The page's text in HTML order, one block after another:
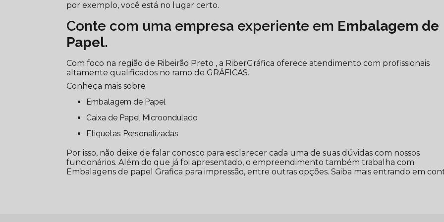
por exemplo, você está no lugar certo.
Conte com uma empresa experiente em Embalagem de
Papel.
Com foco na região de Ribeirão Preto , a RiberGráfica oferece atendimento com profissionais
altamente qualificados no ramo de GRÁFICAS.
Conheça mais sobre
Embalagem de Papel
Caixa de Papel Microondulado
Etiquetas Personalizadas
Por isso, não deixe de falar conosco para esclarecer cada uma de suas dúvidas com nossos
funcionários. Além do que já foi apresentado, o empreendimento também trabalha com
Embalagens de papel Grafica para impressão, entre outras opções. Saiba mais entrando em